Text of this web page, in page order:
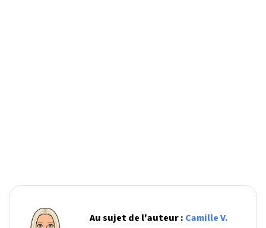
Au sujet de l'auteur : Camille V.